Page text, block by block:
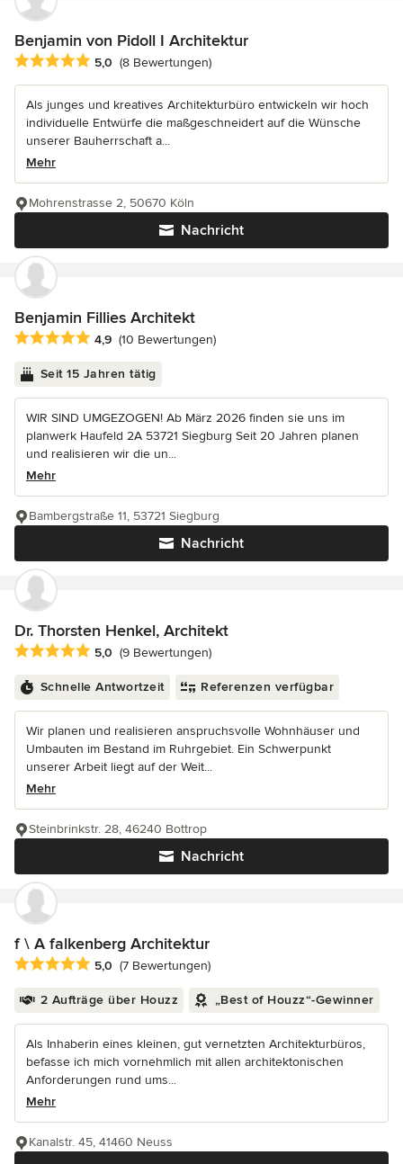
Benjamin von Pidoll I Architektur
Durchschnittliche Bewertung: 5 von 5 Sternen
5,0 (8 Bewertungen)
Als junges und kreatives Architekturbüro entwickeln wir hoch
individuelle Entwürfe die maßgeschneidert auf die Wünsche
unserer Bauherrschaft a...
Mehr
Nachricht
Mohrenstrasse 2, 50670 Köln
Benjamin Fillies Architekt
Durchschnittliche Bewertung: 4.9 von 5 Sternen
4,9 (10 Bewertungen)
Seit 15 Jahren tätig
WIR SIND UMGEZOGEN! Ab März 2026 finden sie uns im
planwerk Haufeld 2A 53721 Siegburg Seit 20 Jahren planen
und realisieren wir die un...
Mehr
Nachricht
Bambergstraße 11, 53721 Siegburg
Dr. Thorsten Henkel, Architekt
Durchschnittliche Bewertung: 5 von 5 Sternen
5,0 (9 Bewertungen)
Schnelle Antwortzeit Referenzen verfügbar
Wir planen und realisieren anspruchsvolle Wohnhäuser und
Umbauten im Bestand im Ruhrgebiet. Ein Schwerpunkt
unserer Arbeit liegt auf der Weit...
Mehr
Nachricht
Steinbrinkstr. 28, 46240 Bottrop
f \ A falkenberg Architektur
Durchschnittliche Bewertung: 5 von 5 Sternen
5,0 (7 Bewertungen)
2 Aufträge über Houzz „Best of Houzz“-Gewinner
Als Inhaberin eines kleinen, gut vernetzten Architekturbüros,
befasse ich mich vornehmlich mit allen architektonischen
Anforderungen rund ums...
Mehr
Kanalstr. 45, 41460 Neuss